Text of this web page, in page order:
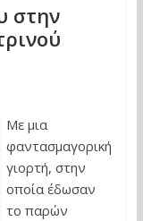
στην
Με μια
φαντασμαγορική
γιορτή, στην
οποία έδωσαν
το παρών